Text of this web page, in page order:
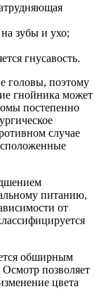
на зубы и ухо;
гнусавость.
головы, поэтому
гнойника может
постепенно
случае
питанию,
от
обширным
позволяет
цвета